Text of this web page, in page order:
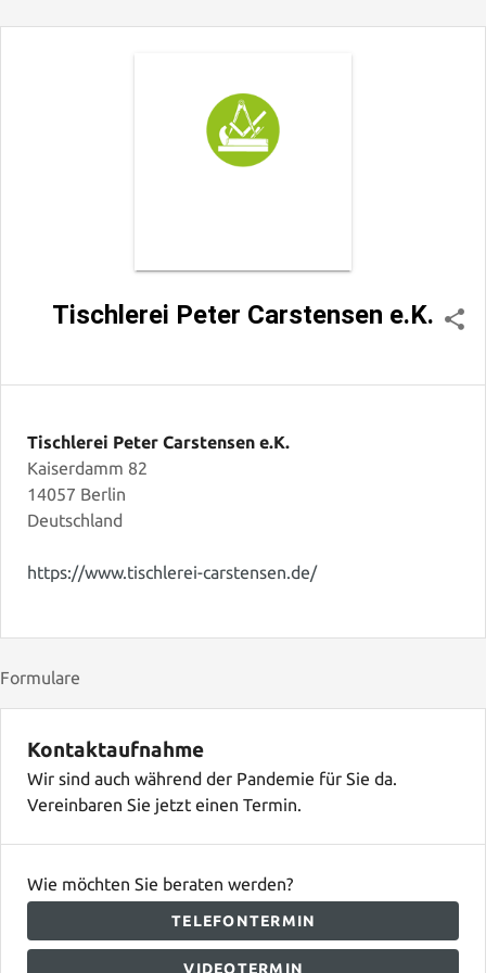
Tischlerei Peter Carstensen e.K.
Tischlerei Peter Carstensen e.K.
Kaiserdamm 82
14057 Berlin
Deutschland
https://www.tischlerei-carstensen.de/
Formulare
Kontaktaufnahme
Wir sind auch während der Pandemie für Sie da.
Vereinbaren Sie jetzt einen Termin.
Wie möchten Sie beraten werden?
TELEFONTERMIN
VIDEOTERMIN